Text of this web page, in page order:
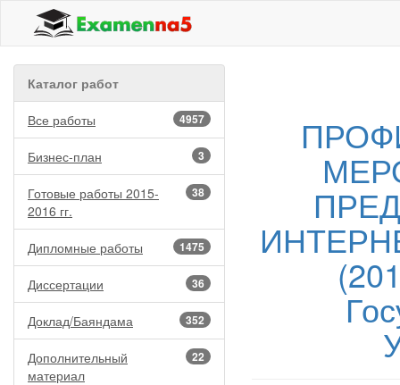
Каталог работ
4957
Все работы
3
Бизнес-план
38
Готовые работы 2015-
2016 гг.
1475
Дипломные работы
36
Диссертации
352
Доклад/Баяндама
22
Дополнительный
материал